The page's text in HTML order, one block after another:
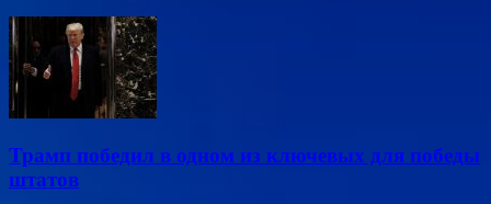
Трамп победил в одном из ключевых для победы
штатов